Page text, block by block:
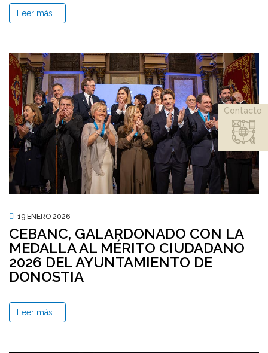
Leer más...
19 ENERO 2026
CEBANC, GALARDONADO CON LA
MEDALLA AL MÉRITO CIUDADANO
2026 DEL AYUNTAMIENTO DE
DONOSTIA
Leer más...
Contacto